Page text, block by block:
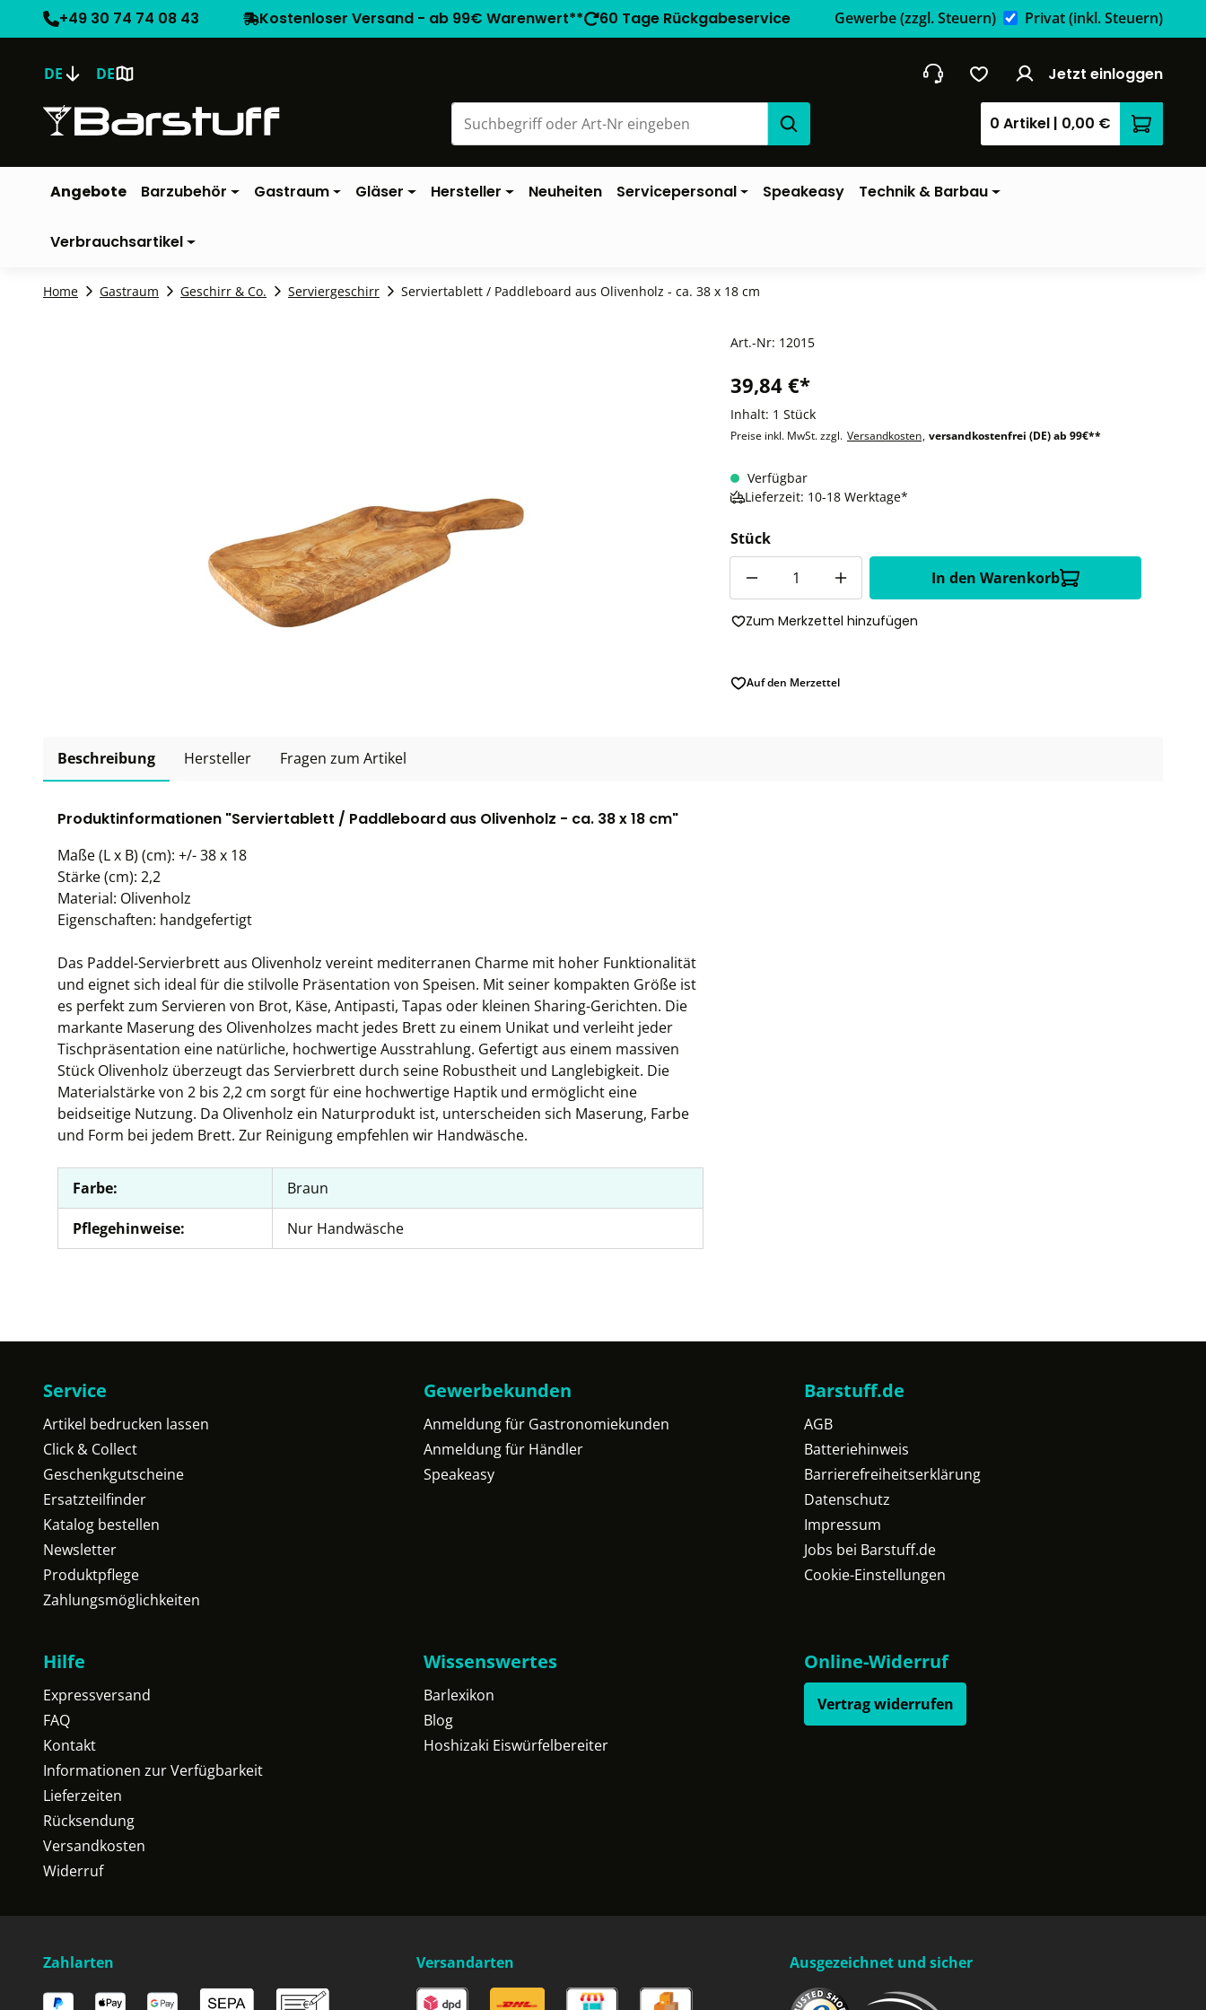
+49 30 74 74 08 43 Kostenloser Versand - ab 99€ Warenwert** 60 Tage Rückgabeservice Gewerbe(zzgl. Steuern) Privat(inkl. Steuern)
DE DE Jetzt einloggen
0 Artikel | 0,00 €
Angebote Barzubehör Gastraum Gläser Hersteller Neuheiten Servicepersonal Speakeasy Technik & Barbau
Verbrauchsartikel
Home Gastraum Geschirr & Co. Serviergeschirr Serviertablett / Paddleboard aus Olivenholz - ca. 38 x 18 cm
Art.-Nr: 12015
39,84 €*
Inhalt: 1 Stück
Preise inkl. MwSt. zzgl. Versandkosten, versandkostenfrei (DE) ab 99€**
Verfügbar
Lieferzeit: 10-18 Werktage*
Stück
In den Warenkorb
Zum Merkzettel hinzufügen
Auf den Merzettel
Beschreibung Hersteller Fragen zum Artikel
Produktinformationen "Serviertablett / Paddleboard aus Olivenholz - ca. 38 x 18 cm"
Maße (L x B) (cm): +/- 38 x 18
Stärke (cm): 2,2
Material: Olivenholz
Eigenschaften: handgefertigt
Das Paddel-Servierbrett aus Olivenholz vereint mediterranen Charme mit hoher Funktionalität
und eignet sich ideal für die stilvolle Präsentation von Speisen. Mit seiner kompakten Größe ist
es perfekt zum Servieren von Brot, Käse, Antipasti, Tapas oder kleinen Sharing-Gerichten. Die
markante Maserung des Olivenholzes macht jedes Brett zu einem Unikat und verleiht jeder
Tischpräsentation eine natürliche, hochwertige Ausstrahlung. Gefertigt aus einem massiven
Stück Olivenholz überzeugt das Servierbrett durch seine Robustheit und Langlebigkeit. Die
Materialstärke von 2 bis 2,2 cm sorgt für eine hochwertige Haptik und ermöglicht eine
beidseitige Nutzung. Da Olivenholz ein Naturprodukt ist, unterscheiden sich Maserung, Farbe
und Form bei jedem Brett. Zur Reinigung empfehlen wir Handwäsche.
Farbe: Braun
Pflegehinweise: Nur Handwäsche
Service
Artikel bedrucken lassen
Click & Collect
Geschenkgutscheine
Ersatzteilfinder
Katalog bestellen
Newsletter
Produktpflege
Zahlungsmöglichkeiten
Gewerbekunden
Anmeldung für Gastronomiekunden
Anmeldung für Händler
Speakeasy
Barstuff.de
AGB
Batteriehinweis
Barrierefreiheitserklärung
Datenschutz
Impressum
Jobs bei Barstuff.de
Cookie-Einstellungen
Hilfe
Expressversand
FAQ
Kontakt
Informationen zur Verfügbarkeit
Lieferzeiten
Rücksendung
Versandkosten
Widerruf
Wissenswertes
Barlexikon
Blog
Hoshizaki Eiswürfelbereiter
Online-Widerruf
Vertrag widerrufen
Zahlarten Versandarten Ausgezeichnet und sicher